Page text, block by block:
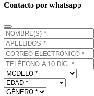
Contacto por whatsapp